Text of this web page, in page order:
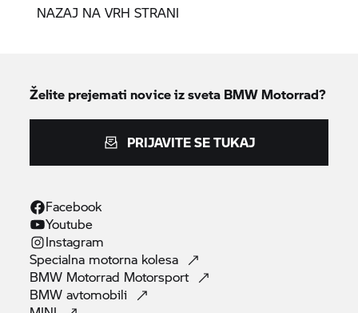
NAZAJ NA VRH STRANI
Želite prejemati novice iz sveta BMW Motorrad?
PRIJAVITE SE TUKAJ
Facebook
Youtube
Instagram
Specialna motorna kolesa
BMW Motorrad Motorsport
BMWavtomobili